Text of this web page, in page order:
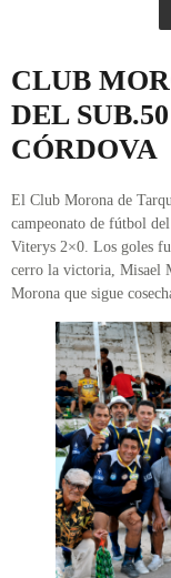
CLUB
DEL
CÓRDOVA
El Club Morona de
campeonato de fútbol
Viterys 2×0. Los goles
cerro la victoria, Misael
Morona que sigue